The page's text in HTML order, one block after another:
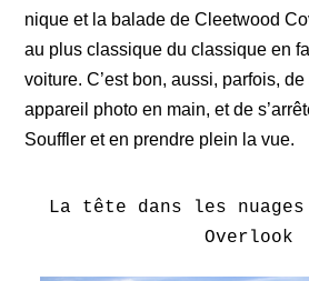
nique et la balade de Cleetwood
au plus classique du classique en
voiture. C’est bon, aussi, parfois,
appareil photo en main, et de
Souffler et en prendre plein la vue.
La tête dans les
Overlook